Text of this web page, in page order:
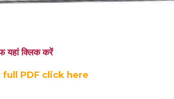
यहां क्लिक करें
PDF click here